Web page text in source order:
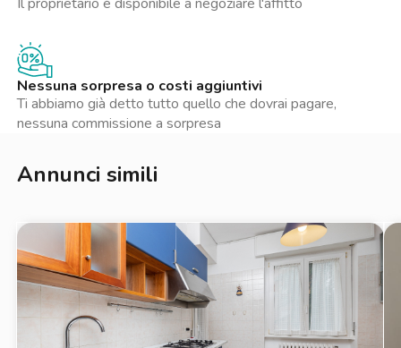
l’immobile è verificato, i pagamenti restano protetti fino al
un’assistenza sempre disponibile per ogni esigenza durante la
locazione. Un affitto trasparente e senza stress.
La presente inserzione e le metrature indicate non costituiscono
elemento contrattuale e hanno solo valore indicativo.
Il proprietario è disponibile a negoziare l'affitto
Nessuna sorpresa o costi aggiuntivi
Ti abbiamo già detto tutto quello che dovrai pagare,
nessuna commissione a sorpresa
Annunci simili